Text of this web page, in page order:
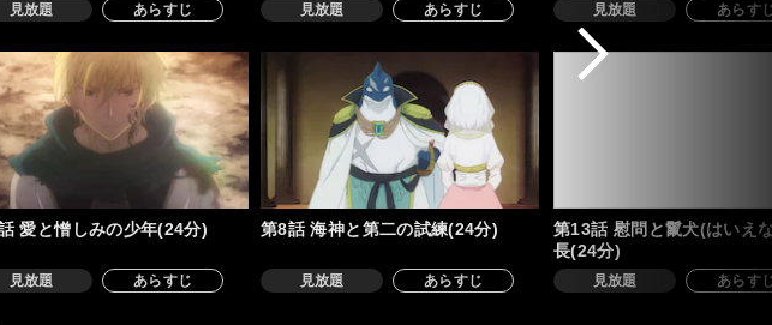
見放題 あらすじ 見放題 あらすじ
愛と憎しみの少年(24分)
見放題 あらすじ
第8話 海神と第二の試練(24分)
見放題 あらすじ
見放題 あらす
第13話 慰問と鬣犬(はいえ
長(24分)
見放題 あらす